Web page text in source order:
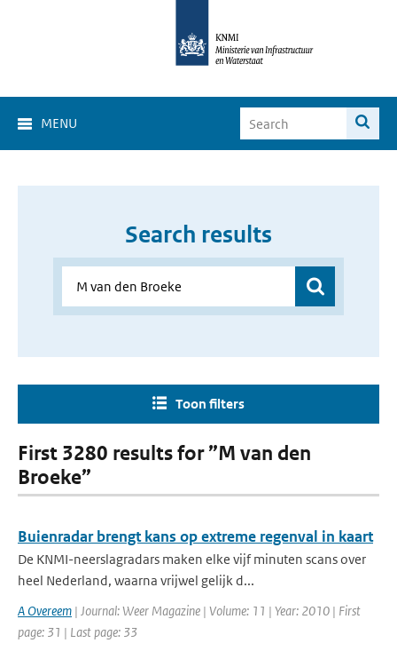
MENU
Search results
Toon filters
First 3280 results for ”M van den
Broeke”
Buienradar brengt kans op extreme regenval in kaart
De KNMI-neerslagradars maken elke vijf minuten scans over
heel Nederland, waarna vrijwel gelijk d...
A Overeem | Journal: Weer Magazine | Volume: 11 | Year: 2010 | First
page: 31 | Last page: 33